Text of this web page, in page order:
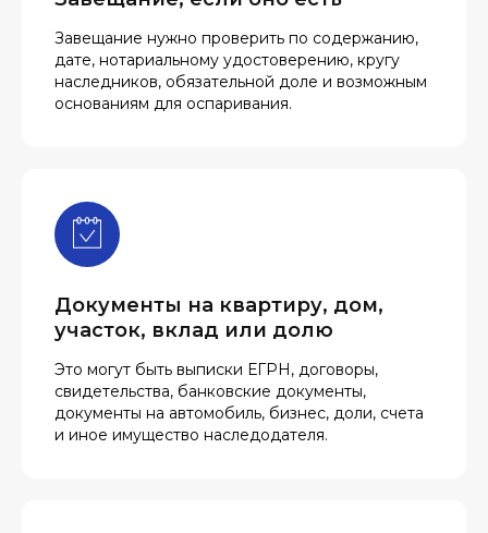
Завещание нужно проверить по содержанию,
дате, нотариальному удостоверению, кругу
наследников, обязательной доле и возможным
основаниям для оспаривания.
Документы на квартиру, дом,
участок, вклад или долю
Это могут быть выписки ЕГРН, договоры,
свидетельства, банковские документы,
документы на автомобиль, бизнес, доли, счета
и иное имущество наследодателя.